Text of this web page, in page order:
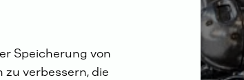
Speicherung von
verbessern, die